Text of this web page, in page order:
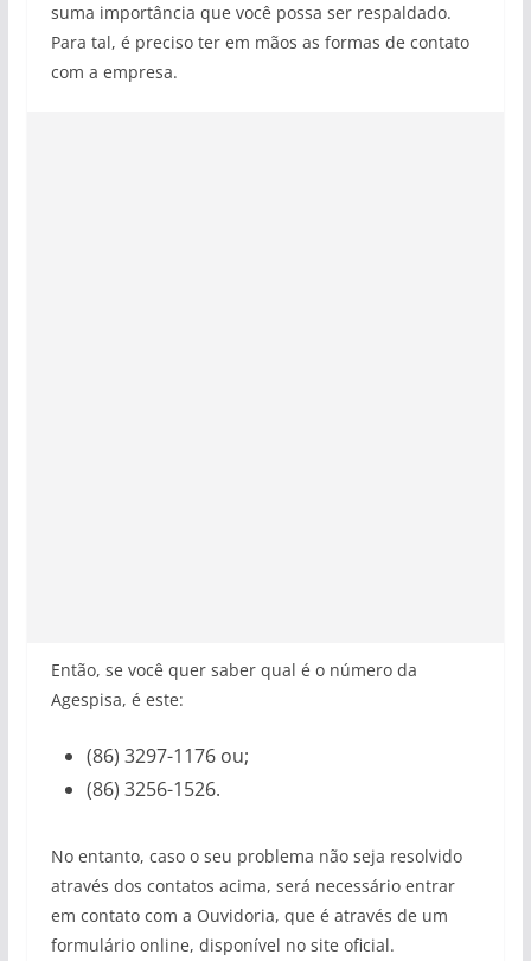
suma importância que você possa ser respaldado.
Para tal, é preciso ter em mãos as formas de contato
com a empresa.
Então, se você quer saber qual é o número da
Agespisa, é este:
(86) 3297-1176 ou;
(86) 3256-1526.
No entanto, caso o seu problema não seja resolvido
através dos contatos acima, será necessário entrar
em contato com a Ouvidoria, que é através de um
formulário online, disponível no site oficial.